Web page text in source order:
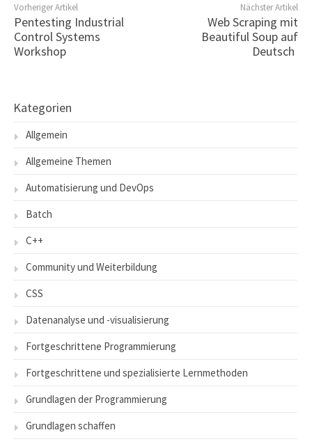
Vorheriger Artikel
Pentesting Industrial
Control Systems
Workshop
Nächster Artikel
Web Scraping mit
Beautiful Soup auf
Deutsch
Kategorien
Allgemein
Allgemeine Themen
Automatisierung und DevOps
Batch
C++
Community und Weiterbildung
CSS
Datenanalyse und -visualisierung
Fortgeschrittene Programmierung
Fortgeschrittene und spezialisierte Lernmethoden
Grundlagen der Programmierung
Grundlagen schaffen